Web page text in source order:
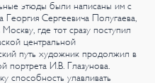
этюды были написаны им с
Сергеевича Полугаева,
где тот сразу поступил
центральной
путь художник продолжил в
портрета И.В. Глазунова.
способность улавливать